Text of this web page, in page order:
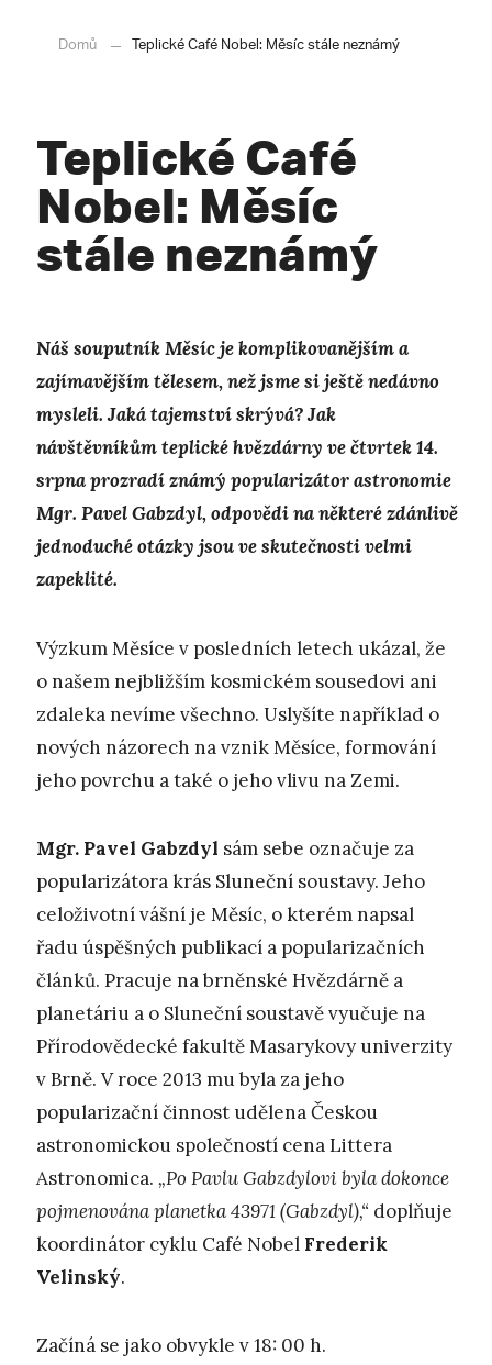
Domů Teplické Café Nobel: Měsíc stále neznámý
Teplické Café
Nobel: Měsíc
stále neznámý
Náš souputník Měsíc je komplikovanějším a
zajímavějším tělesem, než jsme si ještě nedávno
mysleli. Jaká tajemství skrývá? Jak
návštěvníkům teplické hvězdárny ve čtvrtek 14.
srpna prozradí známý popularizátor astronomie
Mgr. Pavel Gabzdyl, odpovědi na některé zdánlivě
jednoduché otázky jsou ve skutečnosti velmi
zapeklité.
Výzkum Měsíce v posledních letech ukázal, že
o našem nejbližším kosmickém sousedovi ani
zdaleka nevíme všechno. Uslyšíte například o
nových názorech na vznik Měsíce, formování
jeho povrchu a také o jeho vlivu na Zemi.
Mgr. Pavel Gabzdyl sám sebe označuje za
popularizátora krás Sluneční soustavy. Jeho
celoživotní vášní je Měsíc, o kterém napsal
řadu úspěšných publikací a popularizačních
článků. Pracuje na brněnské Hvězdárně a
planetáriu a o Sluneční soustavě vyučuje na
Přírodovědecké fakultě Masarykovy univerzity
v Brně. V roce 2013 mu byla za jeho
popularizační činnost udělena Českou
astronomickou společností cena Littera
Astronomica. „Po Pavlu Gabzdylovi byla dokonce
pojmenována planetka 43971 (Gabzdyl),“ doplňuje
koordinátor cyklu Café Nobel Frederik
Velinský.
Začíná se jako obvykle v 18: 00 h.